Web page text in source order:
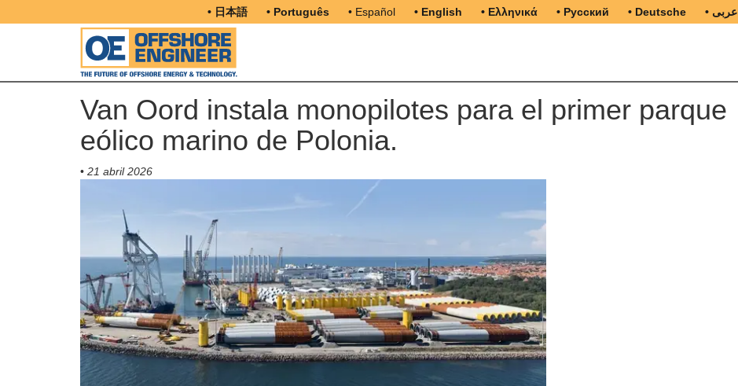
• 日本語 • Português • Español • English • Ελληνικά • Русский • Deutsche • عربى
Van Oord instala monopilotes para el primer parque
eólico marino de Polonia.
• 21 abril 2026